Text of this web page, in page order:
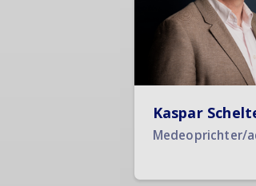
Kaspar
Medeoprichter/